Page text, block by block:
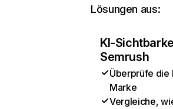
Lösungen aus:
KI-
Semrush
Überprüfe die
Marke
Vergleiche,